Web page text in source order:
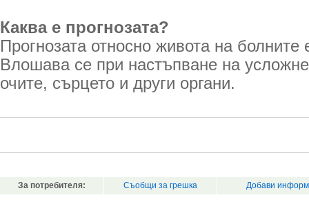
Каква е прогнозата?
Прогнозата относно живота на болните
Влошава се при настъпване на
очите, сърцето и други органи.
За потребителя: Съобщи за грешка Добави